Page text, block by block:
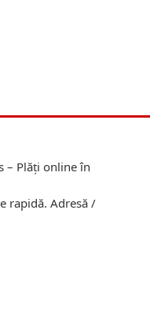
– Plăți online în
rapidă. Adresă /